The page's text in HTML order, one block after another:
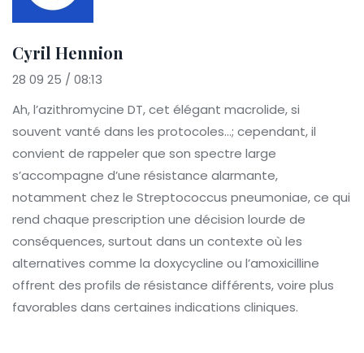
Cyril Hennion
28 09 25 / 08:13
Ah, l’azithromycine DT, cet élégant macrolide, si
souvent vanté dans les protocoles…; cependant, il
convient de rappeler que son spectre large
s’accompagne d’une résistance alarmante,
notamment chez le Streptococcus pneumoniae, ce qui
rend chaque prescription une décision lourde de
conséquences, surtout dans un contexte où les
alternatives comme la doxycycline ou l’amoxicilline
offrent des profils de résistance différents, voire plus
favorables dans certaines indications cliniques.